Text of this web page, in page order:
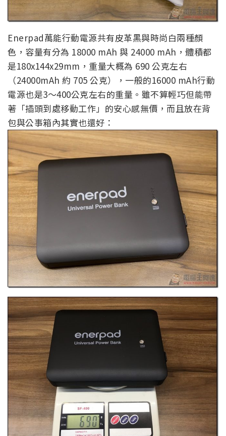
Enerpad萬能行動電源共有皮革黑與時尚白兩種顏
色，容量有分為 18000 mAh 與 24000 mAh，體積都
是180x144x29mm，重量大概為 690 公克左右
（24000mAh 約 705 公克），一般的16000 mAh行動
電源也是3～400公克左右的重量。雖不算輕巧但能帶
著「插頭到處移動工作」的安心感無價，而且放在背
包與公事箱內其實也還好：